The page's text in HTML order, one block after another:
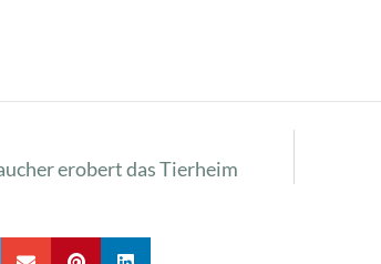
erobert das Tierheim